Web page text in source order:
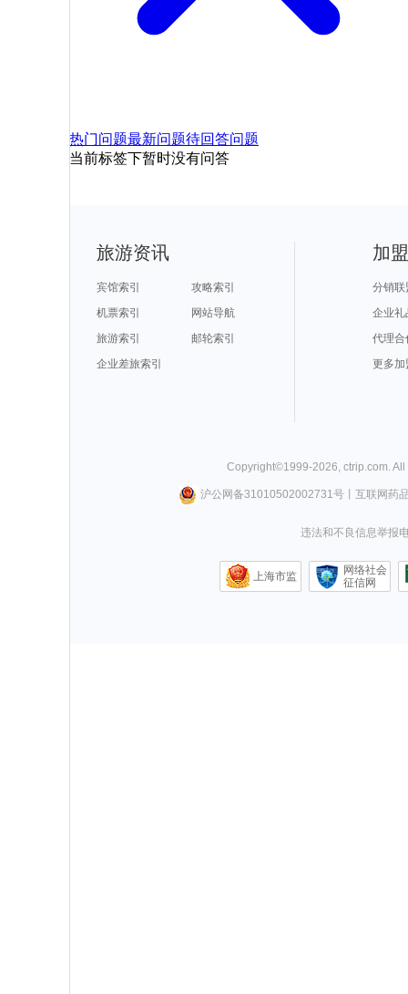
热门问题最新问题待回答问题
当前标签下暂时没有问答
旅游资讯
宾馆索引
攻略索引
机票索引
网站导航
旅游索引
邮轮索引
企业差旅索引
加
分销联
企业礼
代理合
更多加
Copyright©1999-2026, ctrip.com.
沪公网备31010502002731号丨 互联网药
违法和不良信息举报
上海市监
网络社会
征信网